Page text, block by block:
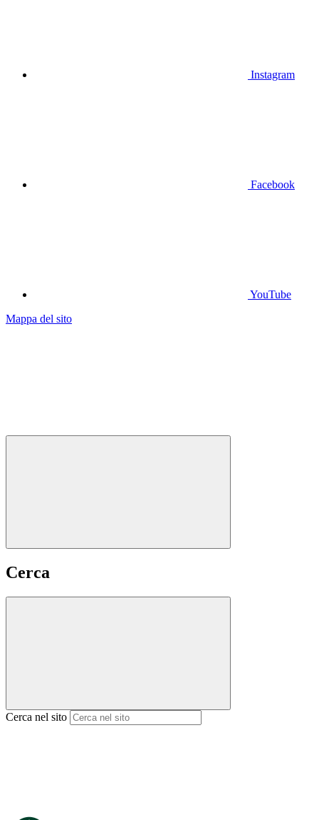
Instagram
Facebook
YouTube
Mappa del sito
Cerca
Cerca nel sito